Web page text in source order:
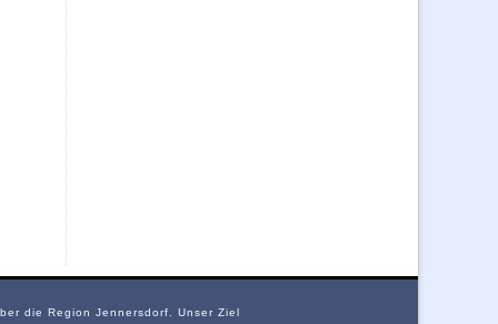
die Region Jennersdorf. Unser Ziel